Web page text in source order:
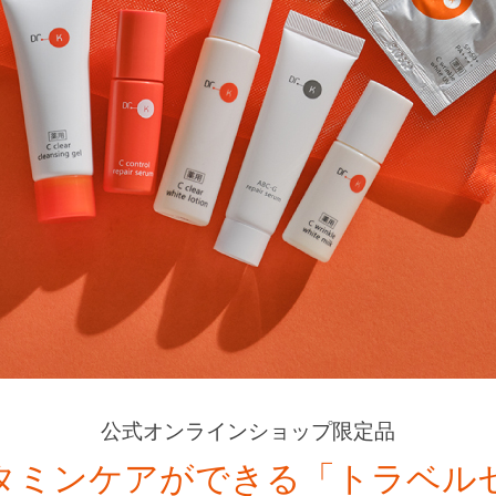
公式オンラインショップ限定品
ミンケアができる「トラベル